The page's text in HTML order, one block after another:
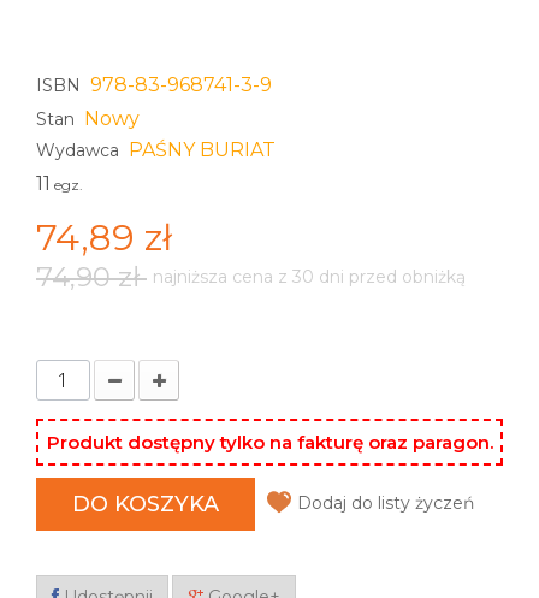
ISBN 978-83-968741-3-9
Stan Nowy
Wydawca PAŚNY BURIAT
11 egz.
74,89 zł
74,90 zł najniższa cena z 30 dni przed obniżką
Produkt dostępny tylko na fakturę oraz paragon.
DO KOSZYKA Dodaj do listy życzeń